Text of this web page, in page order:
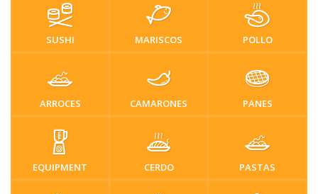
SUSHI MARISCOS POLLO
ARROCES CAMARONES PANES
EQUIPMENT CERDO PASTAS